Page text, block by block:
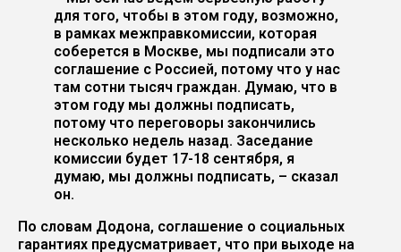
для того, чтобы в этом году, возможно,
в рамках межправкомиссии, которая
соберется в Москве, мы подписали это
соглашение с Россией, потому что у нас
там сотни тысяч граждан. Думаю, что в
этом году мы должны подписать,
потому что переговоры закончились
несколько недель назад. Заседание
комиссии будет 17-18 сентября, я
думаю, мы должны подписать, – сказал
он.
По словам Додона, соглашение о социальных
гарантиях предусматривает, что при выходе на